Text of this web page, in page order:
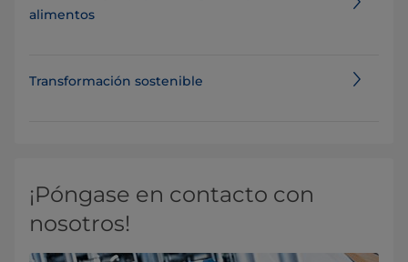
alimentos
Transformación sostenible
¡Póngase en contacto con
nosotros!